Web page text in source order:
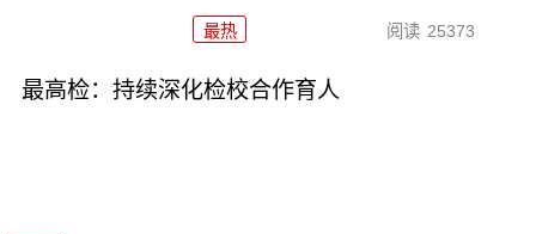
最热 阅读 25373
最高检：持续深化检校合作育人